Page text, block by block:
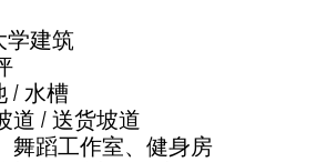
学建筑
/ 水槽
道 / 送货坡道
舞蹈工作室、健身房